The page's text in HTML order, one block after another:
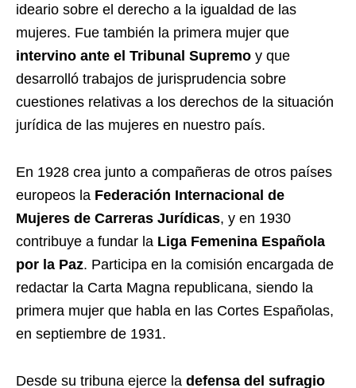
ideario sobre el derecho a la igualdad de las
mujeres. Fue también la primera mujer que
intervino ante el Tribunal Supremo y que
desarrolló trabajos de jurisprudencia sobre
cuestiones relativas a los derechos de la situación
jurídica de las mujeres en nuestro país.
En 1928 crea junto a compañeras de otros países
europeos la Federación Internacional de
Mujeres de Carreras Jurídicas, y en 1930
contribuye a fundar la Liga Femenina Española
por la Paz. Participa en la comisión encargada de
redactar la Carta Magna republicana, siendo la
primera mujer que habla en las Cortes Españolas,
en septiembre de 1931.
Desde su tribuna ejerce la defensa del sufragio